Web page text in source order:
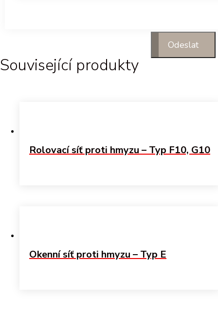
Související produkty
Rolovací síť proti hmyzu – Typ F10, G10
Okenní síť proti hmyzu – Typ E